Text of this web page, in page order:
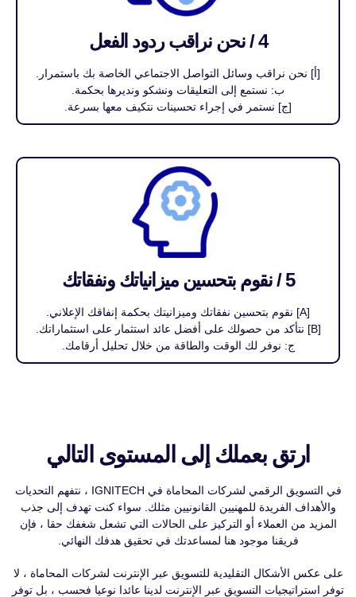
4 / نحن نراقب ردود الفعل
[أ] نحن نراقب وسائل التواصل الاجتماعي الخاصة بك باستمرار.
ب: نستمع إلى التعليقات ونشكو ونديرها بحكمة.
[ج] نستمر في إجراء تحسينات نتكيف معها بسرعة.
5 / نقوم بتحسين ميزانياتك ونفقاتك
[A] نقوم بتحسين نفقاتك وميزانيتك بحكمة إنفاقك الإعلاني.
[B] نتأكد من حصولك على أفضل عائد استثمار على استثماراتك.
ج: نوفر لك الوقت والطاقة من خلال تحليل أرقامك.
ارتق بعملك إلى المستوى التالي
في التسويق الرقمي لشركات المحاماة في IGNITECH ، نتفهم التحديات
والأهداف الفريدة للمهنيين القانونيين مثلك. سواء كنت تهدف إلى جذب
المزيد من العملاء أو التركيز على الحالات التي تشعل شغفك حقا ، فإن
فريقنا موجود هنا لمساعدتك في تحقيق هدفك النهائي.
على عكس الأشكال التقليدية للتسويق عبر الإنترنت لشركات المحاماة ، لا
توفر استراتيجيات التسويق عبر الإنترنت لدينا عائدا نوعيا فحسب ، بل توفر